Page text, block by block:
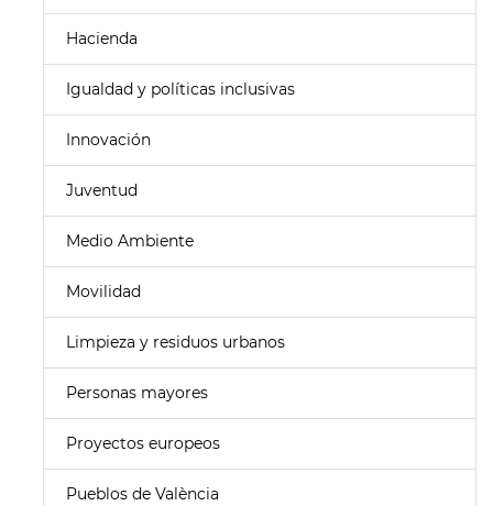
Hacienda
Igualdad y políticas inclusivas
Innovación
Juventud
Medio Ambiente
Movilidad
Limpieza y residuos urbanos
Personas mayores
Proyectos europeos
Pueblos de València